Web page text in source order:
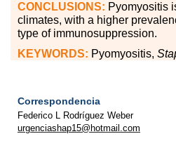
CONCLUSIONS: Pyomyositis
climates, with a higher
type of immunosuppression.
KEYWORDS: Pyomyositis,
Correspondencia
Federico L Rodríguez Weber
urgenciashap15@hotmail.com